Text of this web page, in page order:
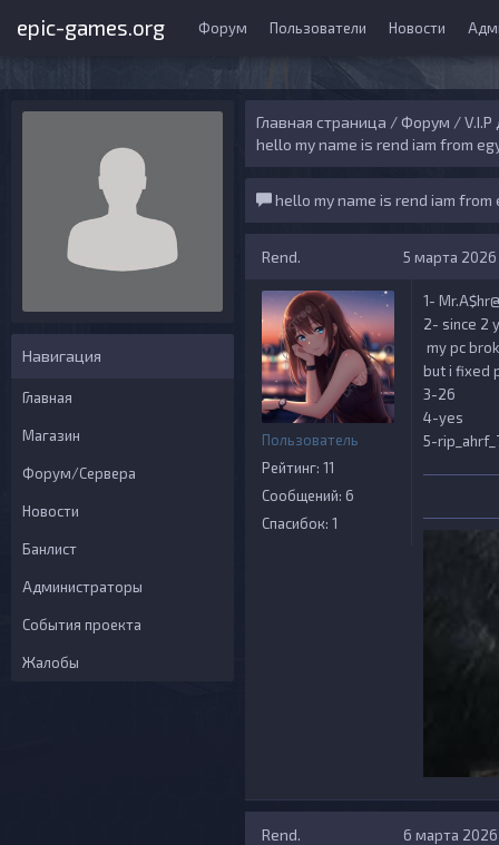
epic-games.org Форум Пользователи Новости
Навигация
Главная
Магазин
Форум/Сервера
Новости
Банлист
Администраторы
События проекта
Жалобы
Главная страница /Форум /
hello my name is rend iam from
hello my name is rend iam
Rend. 5 марта 2026
Пользователь
Рейтинг: 11
Сообщений: 6
Спасибок: 1
1-
2- since 2
my pc
but i fixed
3-26
4-yes
5-
Rend. 6 марта 2026